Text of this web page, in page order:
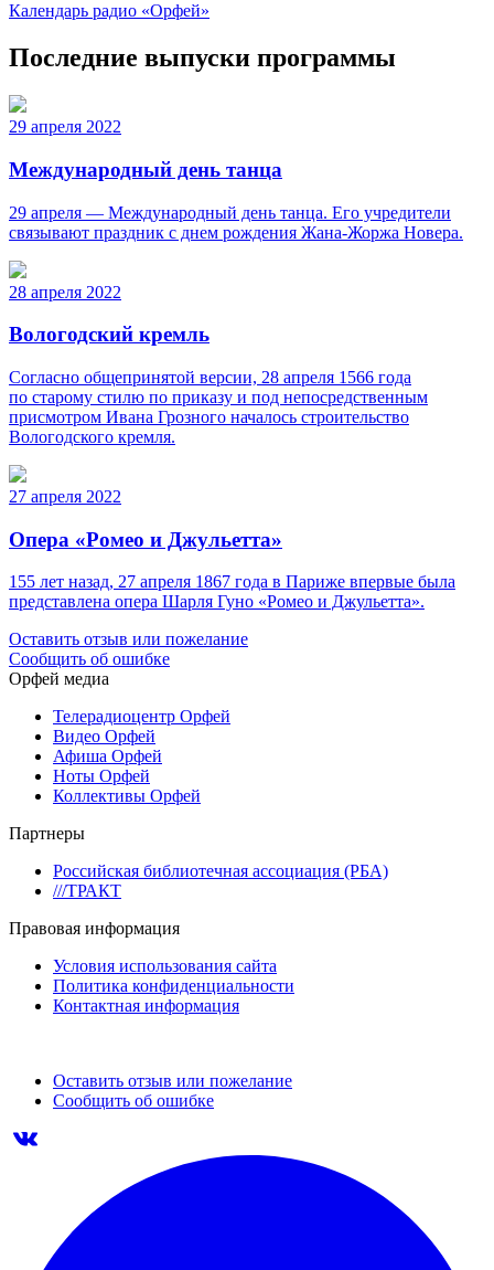
Календарь радио «Орфей»
Последние выпуски программы
29 апреля 2022
Международный день танца
29 апреля — Международный день танца. Его учредители
связывают праздник с днем рождения Жана-Жоржа Новера.
28 апреля 2022
Вологодский кремль
Согласно общепринятой версии, 28 апреля 1566 года
по старому стилю по приказу и под непосредственным
присмотром Ивана Грозного началось строительство
Вологодского кремля.
27 апреля 2022
Опера «Ромео и Джульетта»
155 лет назад, 27 апреля 1867 года в Париже впервые была
представлена опера Шарля Гуно «Ромео и Джульетта».
Оставить отзыв или пожелание
Сообщить об ошибке
Орфей медиа
Телерадиоцентр Орфей
Видео Орфей
Афиша Орфей
Ноты Орфей
Коллективы Орфей
Партнеры
Российская библиотечная ассоциация (РБА)
///ТРАКТ
Правовая информация
Условия использования сайта
Политика конфиденциальности
Контактная информация
Оставить отзыв или пожелание
Сообщить об ошибке